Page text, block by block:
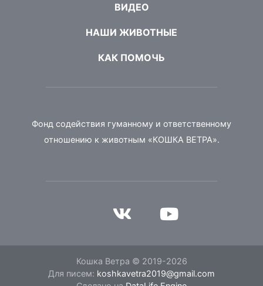
ВИДЕО
НАШИ ЖИВОТНЫЕ
КАК ПОМОЧЬ
Фонд содействия гуманному и ответственному
отношению к животным «КОШКА ВЕТРА».
Кошка Ветра © 2019-2026
Для писем: koshkavetra2019@gmail.com